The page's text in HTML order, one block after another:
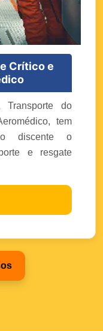
Crítico e
do
tem
discente o
e resgate